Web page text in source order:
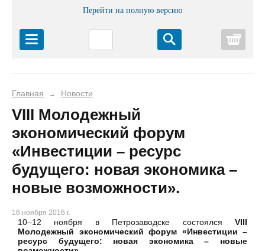
Перейти на полную версию
Главная → Новости
VIII Молодежный
экономический форум
«Инвестиции – ресурс
будущего: новая экономика –
новые возможности».
16 ноября 2016 г.
10–12 ноября в Петрозаводске состоялся VIII
Молодежный экономический форум «Инвестиции –
ресурс будущего: новая экономика – новые